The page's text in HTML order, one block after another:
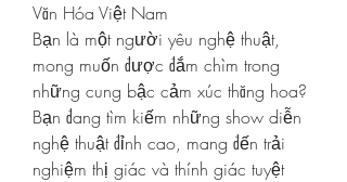
Văn Hóa Việt Nam
Bạn là một người yêu nghệ thuật,
mong muốn được đắm chìm trong
những cung bậc cảm xúc thăng hoa?
Bạn đang tìm kiếm những show diễn
nghệ thuật đỉnh cao, mang đến trải
nghiệm thị giác và thính giác tuyệt